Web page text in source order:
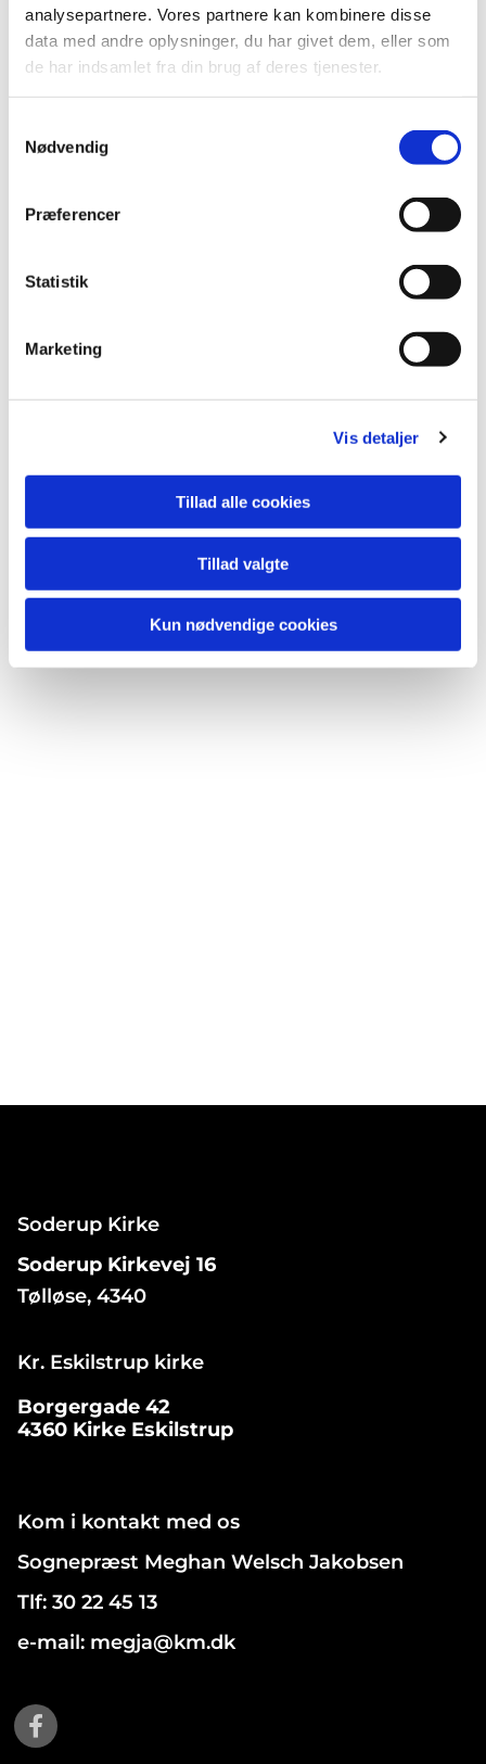
analysepartnere. Vores partnere kan kombinere disse
data med andre oplysninger, du har givet dem, eller som
de har indsamlet fra din brug af deres tjenester.
Nødvendig
Præferencer
Statistik
Marketing
Vis detaljer
Tillad alle cookies
Tillad valgte
Kun nødvendige cookies
Soderup Kirke
Soderup Kirkevej 16
Tølløse, 4340
Kr. Eskilstrup kirke
Borgergade 42
4360 Kirke Eskilstrup
Kom i kontakt med os
Sognepræst Meghan Welsch Jakobsen
Tlf: 30 22 45 13
e-mail: megja@km.dk